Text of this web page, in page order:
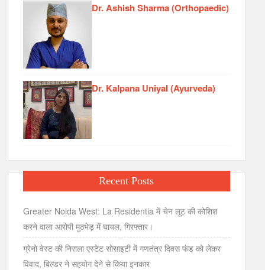
Dr. Ashish Sharma (Orthopaedic)
Dr. Kalpana Uniyal (Ayurveda)
Recent Posts
Greater Noida West: La Residentia में चेन लूट की कोशिश
करने वाला आरोपी मुठभेड़ में घायल, गिरफ्तार।
ग्रेनो वेस्ट की निराला एस्टेट सोसाइटी में गणतंत्र दिवस फंड को लेकर
विवाद, बिल्डर ने सहयोग देने से किया इनकार